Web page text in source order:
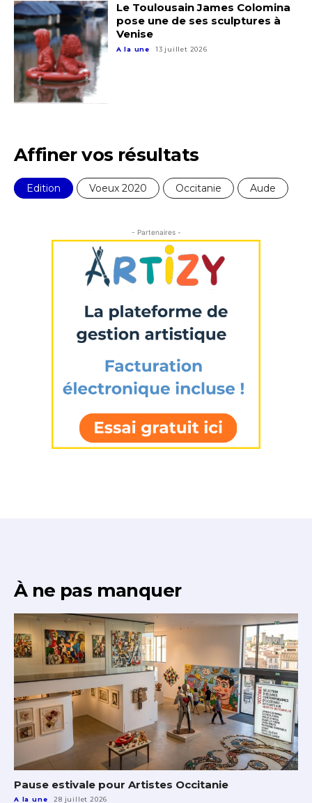
Adresse email*
Statut / Organisation
* Champ obligatoire
Le Toulousain James Colomina
pose une de ses sculptures à
Venise
A la une 13 juillet 2026
Affiner vos résultats
Edition Voeux 2020 Occitanie Aude
- Partenaires -
À ne pas manquer
Pause estivale pour Artistes Occitanie
A la une 28 juillet 2026